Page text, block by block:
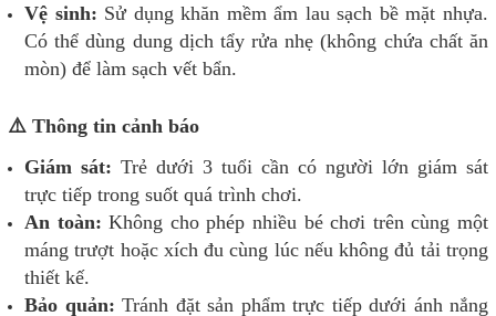
Vệ sinh: Sử dụng khăn mềm ẩm lau sạch bề mặt nhựa.
Có thể dùng dung dịch tẩy rửa nhẹ (không chứa chất ăn
mòn) để làm sạch vết bẩn.
⚠️ Thông tin cảnh báo
Giám sát: Trẻ dưới 3 tuổi cần có người lớn giám sát
trực tiếp trong suốt quá trình chơi.
An toàn: Không cho phép nhiều bé chơi trên cùng một
máng trượt hoặc xích đu cùng lúc nếu không đủ tải trọng
thiết kế.
Bảo quản: Tránh đặt sản phẩm trực tiếp dưới ánh nắng